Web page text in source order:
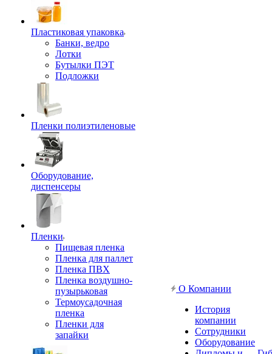
Пластиковая упаковка
Банки, ведро
Лотки
Бутылки ПЭТ
Подложки
Пленки полиэтиленовые
Оборудование,
диспенсеры
Пленки
Пищевая пленка
Пленка для паллет
Пленка ПВХ
Пленка воздушно-
пузырьковая
Термоусадочная
пленка
Пленки для
запайки
О Компании
История
компании
Сотрудники
Оборудование